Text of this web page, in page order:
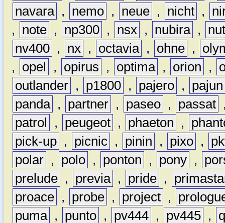
navara , nemo , neue , nicht ,
,
note , np300 , nsx , nubira ,
nv400 , nx , octavia , ohne ,
,
opel , opirus , optima , orion ,
outlander , p1800 , pajero ,
pajun
panda , partner , paseo , passat
patrol
, peugeot , phaeton ,
pick-up , picnic , pinin , pixo ,
polar , polo , ponton , pony ,
prelude , previa , pride ,
proace , probe , project ,
puma , punto , pv444 , pv445 ,